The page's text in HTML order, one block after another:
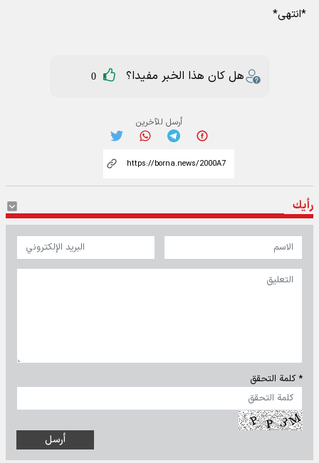
*انتهى*
هل كان هذا الخبر مفيدا؟ 0
أرسل للآخرين
رأيك
* كلمة التحقق